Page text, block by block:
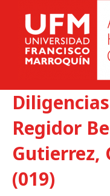
Regidor
Gutierrez,
(019)